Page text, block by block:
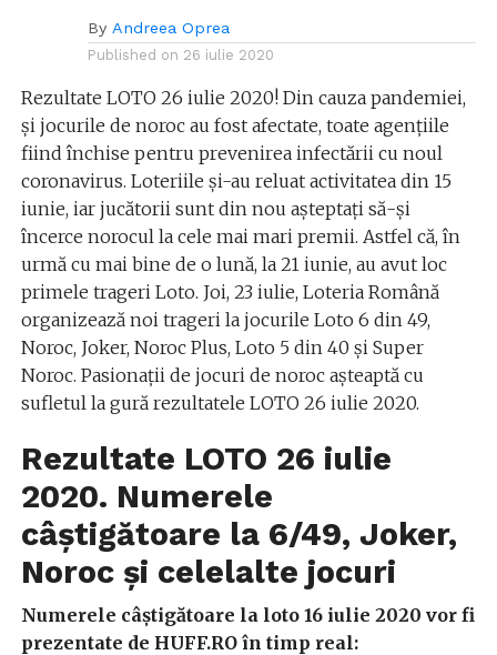
By Andreea Oprea
Published on 26 iulie 2020
Rezultate LOTO 26 iulie 2020! Din cauza pandemiei,
și jocurile de noroc au fost afectate, toate agențiile
fiind închise pentru prevenirea infectării cu noul
coronavirus. Loteriile și-au reluat activitatea din 15
iunie, iar jucătorii sunt din nou așteptați să-și
încerce norocul la cele mai mari premii. Astfel că, în
urmă cu mai bine de o lună, la 21 iunie, au avut loc
primele trageri Loto. Joi, 23 iulie, Loteria Română
organizează noi trageri la jocurile Loto 6 din 49,
Noroc, Joker, Noroc Plus, Loto 5 din 40 şi Super
Noroc. Pasionații de jocuri de noroc așteaptă cu
sufletul la gură rezultatele LOTO 26 iulie 2020.
Rezultate LOTO 26 iulie
2020. Numerele
câștigătoare la 6/49, Joker,
Noroc și celelalte jocuri
Numerele câştigătoare la loto 16 iulie 2020 vor fi
prezentate de HUFF.RO în timp real: